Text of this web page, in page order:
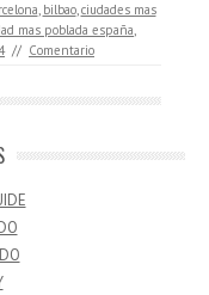
, bilbao,ciudades mas
mas poblada españa,
// Comentario